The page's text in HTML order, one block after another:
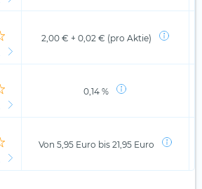
2,00 € + 0,02 € (pro Aktie)
0,14 %
Von 5,95 Euro bis 21,95 Euro